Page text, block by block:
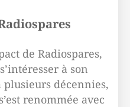
de Radiospares,
à son
décennies,
renommée avec